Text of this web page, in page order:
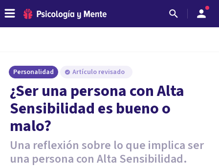
Personalidad Artículo revisado
¿Ser una persona con Alta
Sensibilidad es bueno o
malo?
Una reflexión sobre lo que implica ser
una persona con Alta Sensibilidad.